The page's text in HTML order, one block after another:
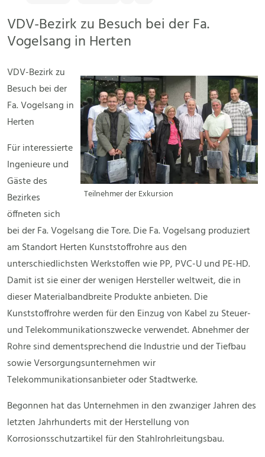
VDV-Bezirk zu Besuch bei der Fa.
Vogelsang in Herten
Teilnehmer der Exkursion
VDV-Bezirk zu
Besuch bei der
Fa. Vogelsang in
Herten
Für interessierte
Ingenieure und
Gäste des
Bezirkes
öffneten sich
bei der Fa. Vogelsang die Tore. Die Fa. Vogelsang produziert
am Standort Herten Kunststoffrohre aus den
unterschiedlichsten Werkstoffen wie PP, PVC-U und PE-HD.
Damit ist sie einer der wenigen Hersteller weltweit, die in
dieser Materialbandbreite Produkte anbieten. Die
Kunststoffrohre werden für den Einzug von Kabel zu Steuer-
und Telekommunikationszwecke verwendet. Abnehmer der
Rohre sind dementsprechend die Industrie und der Tiefbau
sowie Versorgungsunternehmen wir
Telekommunikationsanbieter oder Stadtwerke.
Begonnen hat das Unternehmen in den zwanziger Jahren des
letzten Jahrhunderts mit der Herstellung von
Korrosionsschutzartikel für den Stahlrohrleitungsbau.